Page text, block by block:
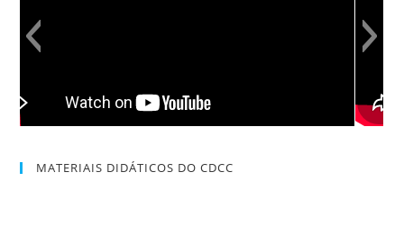
MATERIAIS DIDÁTICOS DO CDCC